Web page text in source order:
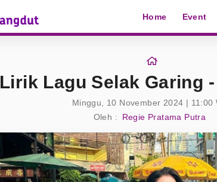
Home Event
Lirik Lagu Selak Garing
Minggu, 10 November 2024 | 11:00
Oleh :
Regie Pratama Putra